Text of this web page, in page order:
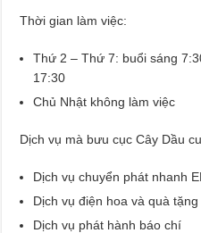
Thời gian làm việc:
Thứ 2 – Thứ 7: buổi sáng
17:30
Chủ Nhật không làm việc
Dịch vụ mà bưu cục Cây Dầu
Dịch vụ chuyển phát nhanh
Dịch vụ điện hoa và quà tặng
Dịch vụ phát hành báo chí